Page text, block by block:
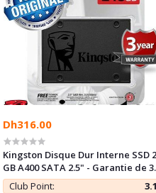
Dh316.00
Kingston Disque Dur Interne SSD
GB A400 SATA 2.5" - Garantie de 3
ansClub Point: